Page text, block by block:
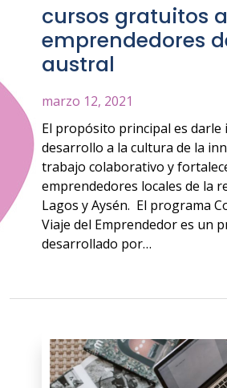
cursos gratuitos a
emprendedores
austral
marzo 12, 2021
El propósito principal es darle
desarrollo a la cultura de la
trabajo colaborativo y
emprendedores locales de la
Lagos y Aysén. El programa
Viaje del Emprendedor es un
desarrollado por…